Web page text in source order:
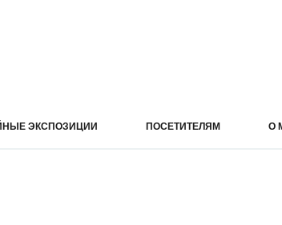
ЭКСПОЗИЦИИ ПОСЕТИТЕЛЯМ О